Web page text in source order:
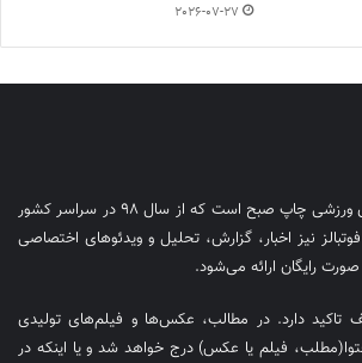
2026-07-27
روزنامه فوتبالز، روزنامه ای ورزشی چاپ صبح است که از سال ۹۸ در سراسر کشور
نیز اخبار، گزارش، تحلیل و ویدئوهای اختصاصی
رایگان ارائه می‌شود.
تاکید دارد. در مطالب، عکس‌ها و فیلم‌های تولیدی
فیلم یا عکس) درج خواهد شد و یا اینکه در